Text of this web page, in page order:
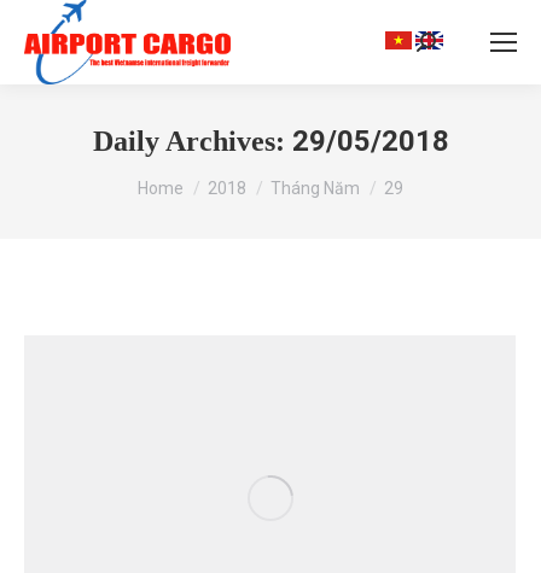
Search:
Daily Archives: 29/05/2018
You are here:
Home 2018 Tháng Năm 29